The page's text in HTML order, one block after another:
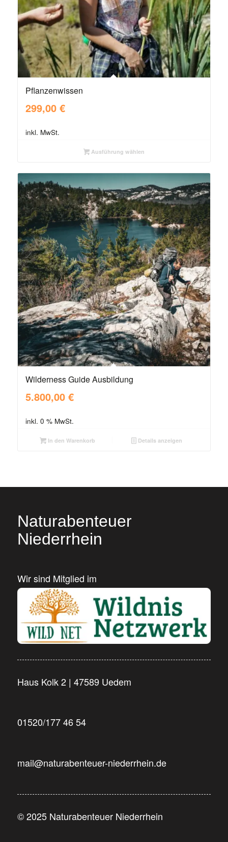
Pflanzenwissen
299,00 €
inkl. MwSt.
Ausführung wählen
Wilderness Guide Ausbildung
5.800,00 €
inkl. 0 % MwSt.
In den Warenkorb Details anzeigen
Naturabenteuer
Niederrhein
Wir sind Mitglied im
Haus Kolk 2 | 47589 Uedem
01520/177 46 54
mail@naturabenteuer-niederrhein.de
© 2025 Naturabenteuer Niederrhein